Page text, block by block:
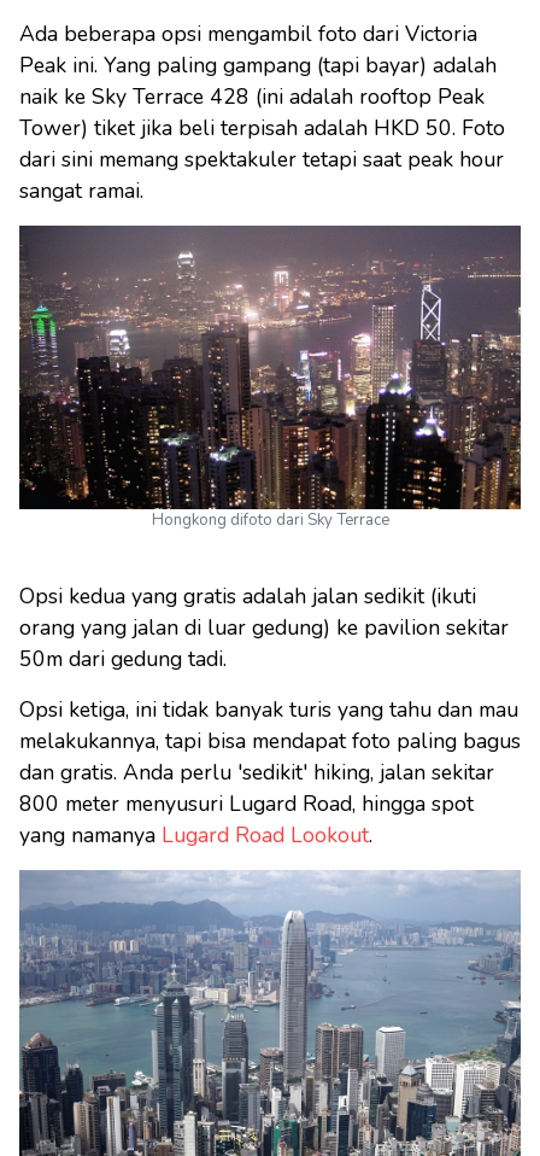
Ada beberapa opsi mengambil foto dari Victoria
Peak ini. Yang paling gampang (tapi bayar) adalah
naik ke Sky Terrace 428 (ini adalah rooftop Peak
Tower) tiket jika beli terpisah adalah HKD 50. Foto
dari sini memang spektakuler tetapi saat peak hour
sangat ramai.
Hongkong difoto dari Sky Terrace
Opsi kedua yang gratis adalah jalan sedikit (ikuti
orang yang jalan di luar gedung) ke pavilion sekitar
50m dari gedung tadi.
Opsi ketiga, ini tidak banyak turis yang tahu dan mau
melakukannya, tapi bisa mendapat foto paling bagus
dan gratis. Anda perlu 'sedikit' hiking, jalan sekitar
800 meter menyusuri Lugard Road, hingga spot
yang namanya Lugard Road Lookout.